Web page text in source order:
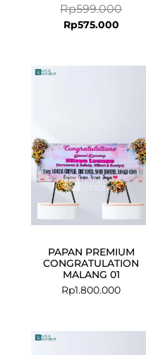
Rp599.000
Rp575.000
PAPAN PREMIUM
CONGRATULATION
MALANG 01
Rp1.800.000